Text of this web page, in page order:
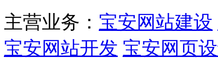
主营业务： 宝安网站建设
宝安网站开发 宝安网页